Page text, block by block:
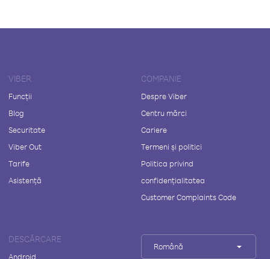
VIBER
Funcții
Blog
Securitate
Viber Out
Tarife
Asistență
COMPANIE
Despre Viber
Centru mărci
Cariere
Termeni și politici
Politica privind
confidențialitatea
Customer Complaints Code
DESCĂRCARE
Android
Română